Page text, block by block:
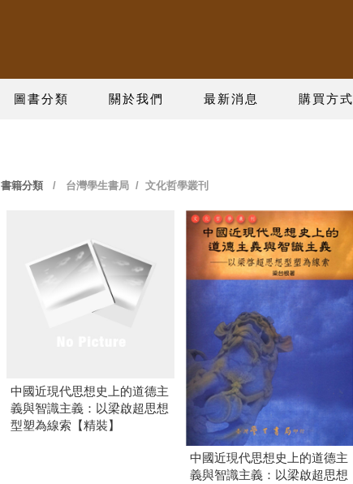
圖書分類 關於我們 最新消息 購買方式
書籍分類 / 台灣學生書局 / 文化哲學叢刊
中國近現代思想史上的道德主
義與智識主義：以梁啟超思想
型塑為線索【精裝】
中國近現代思想史上的道德主
義與智識主義：以梁啟超思想